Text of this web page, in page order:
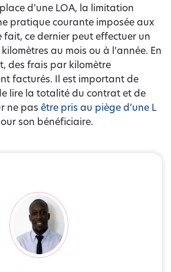
d’une LOA, la limitation
pratique courante imposée aux
fait, ce dernier peut effectuer un
au mois ou à l’année. En
des frais par kilomètre
facturés. Il est important de
lire la totalité du contrat et de
ne pas être pris au piège d’une L
son bénéficiaire.